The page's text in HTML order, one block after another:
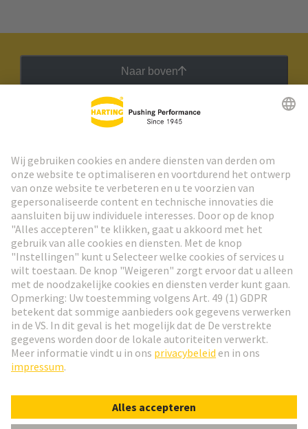
Naar boven
Ga naar registratie
Social Media
Nederlands
© HARTING Technology Group